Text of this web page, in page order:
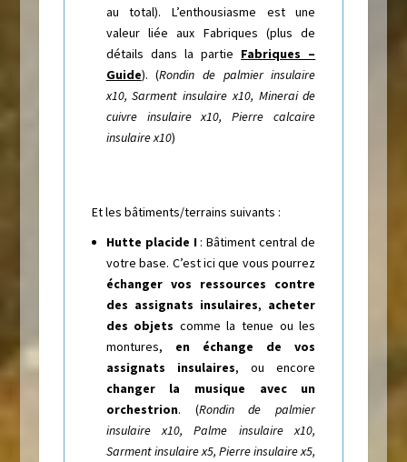
au total). L’enthousiasme est une
valeur liée aux Fabriques (plus de
détails dans la partie Fabriques –
Guide). (Rondin de palmier insulaire
x10, Sarment insulaire x10, Minerai de
cuivre insulaire x10, Pierre calcaire
insulaire x10)
Et les bâtiments/terrains suivants :
Hutte placide I: Bâtiment central de
votre base. C’est ici que vous pourrez
échanger vos ressources contre
des assignats insulaires, acheter
des objets comme la tenue ou les
montures, en échange de vos
assignats insulaires, ou encore
changer la musique avec un
orchestrion. (Rondin de palmier
insulaire x10, Palme insulaire x10,
Sarment insulaire x5, Pierre insulaire x5,